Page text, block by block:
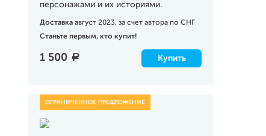
персонажами и их историями.
Доставка август 2023, за счет автора по СНГ
Станьте первым, кто купит!
1 500 a Купить